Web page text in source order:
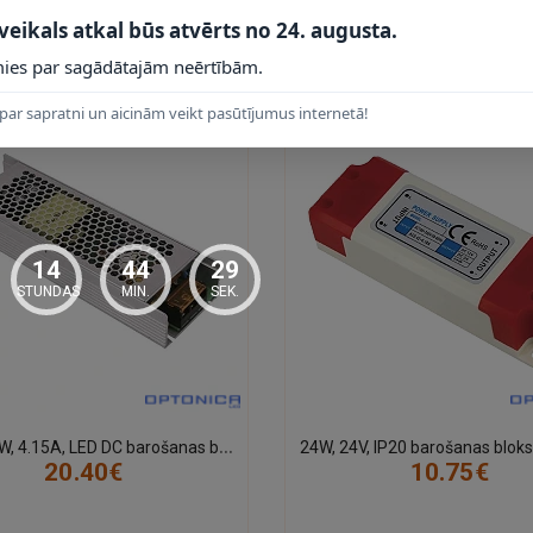
2
4V, 100W, 4.15A, LED DC barošanas bloks, metāla korp., IP20
20.40€
10.75€
atkal būs atvērts no 24. augusta.
par sagādātajām neērtībām.
sapratni un aicinām veikt pasūtījumus internetā!
14
STUNDAS
44
MIN.
28
SEK.